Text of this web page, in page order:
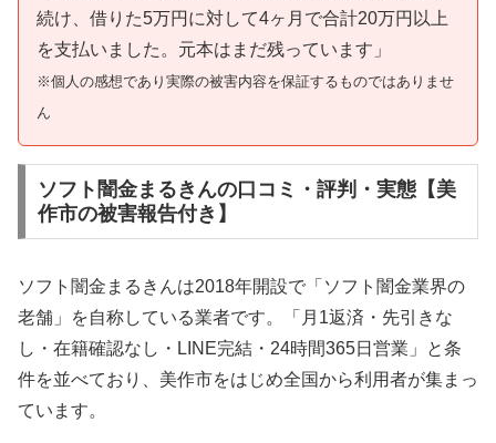
続け、借りた5万円に対して4ヶ月で合計20万円以上
を支払いました。元本はまだ残っています」
※個人の感想であり実際の被害内容を保証するものではありませ
ん
ソフト闇金まるきんの口コミ・評判・実態【美
作市の被害報告付き】
ソフト闇金まるきんは2018年開設で「ソフト闇金業界の
老舗」を自称している業者です。「月1返済・先引きな
し・在籍確認なし・LINE完結・24時間365日営業」と条
件を並べており、美作市をはじめ全国から利用者が集まっ
ています。